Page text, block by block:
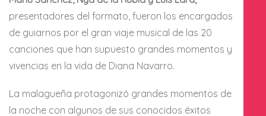
presentadores del formato, fueron los encargados
de guiarnos por el gran viaje musical de las 20
canciones que han supuesto grandes momentos y
vivencias en la vida de Diana Navarro.
La malagueña protagonizó grandes momentos de
la noche con algunos de sus conocidos éxitos